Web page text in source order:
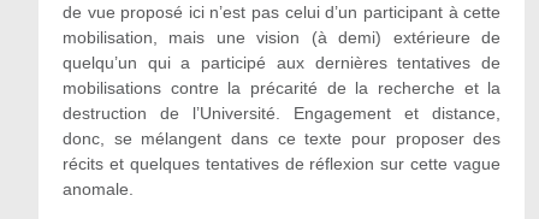
de vue proposé ici n’est pas celui d’un participant à cette
mobilisation, mais une vision (à demi) extérieure de
quelqu’un qui a participé aux dernières tentatives de
mobilisations contre la précarité de la recherche et la
destruction de l’Université. Engagement et distance,
donc, se mélangent dans ce texte pour proposer des
récits et quelques tentatives de réflexion sur cette vague
anomale.